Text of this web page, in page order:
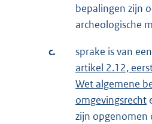
bepalingen zijn
archeologische
c.
sprake is van
artikel 2.12,
Wet algemene
omgevingsrecht
zijn opgenomen